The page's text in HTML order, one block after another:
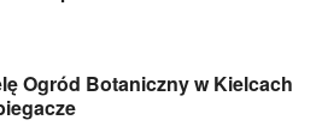
Ogród Botaniczny w Kielcach